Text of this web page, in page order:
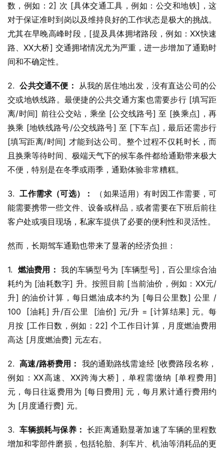
数，例如：2] 次 [具体交通工具，例如：公交和地铁]，这
对于保证准时到岗以及维持良好的工作状态是极大的挑战。
尤其在早晚高峰时段，[提及具体拥堵路段，例如：XX快速
路、XX大桥] 交通拥堵情况尤为严重，进一步增加了通勤时
间和不确定性。
2. 公共交通不便： 从我的居住地出发，没有直达公司的公
交或地铁线路。最便捷的公共交通方案也需要步行 [填写距
离/时间] 前往公交站，乘坐 [公交线路号] 至 [换乘点]，再
换乘 [地铁线路号/公交线路号] 至 [下车点]，最后还需步行
[填写距离/时间] 才能到达公司。整个过程不仅耗时长，而
且换乘等待时间、极端天气下的候车条件都给通勤带来极大
不便，特别是在冬季或雨季，通勤体验非常糟糕。
3. 工作需求（可选）：
（如果适用）有时因工作需要，可
能需要携带一些文件、设备或样品，或者需要在下班后前往
客户处或项目现场，私家车提供了必要的便利性和灵活性。
然而，长期驾车通勤也带来了显著的经济负担：
1. 燃油费用： 我的车辆型号为 [车辆型号]，百公里综合油
耗约为 [油耗数字] 升。按照目前 [当前油价，例如：XX元/
升] 的油价计算，每日燃油成本约为 [每日公里数] 公里 /
100  [油耗] 升/百公里  [油价] 元/升 = [计算结果] 元。每
月按 [工作日数，例如：22] 个工作日计算，月度燃油费用
高达 [月度燃油费] 元左右。
2. 高速/路桥费用： 我的通勤路线需途经 [收费路段名称，
例如：XX高速、XX跨海大桥]，单程需缴纳 [单程费用]
元，每日往返费用为 [每日费用] 元，每月累计通行费用约
为 [月度通行费] 元。
3. 车辆损耗与保养： 长距离通勤显著加速了车辆的里程数
增加和零部件磨损，包括轮胎、刹车片、机油等消耗品的更